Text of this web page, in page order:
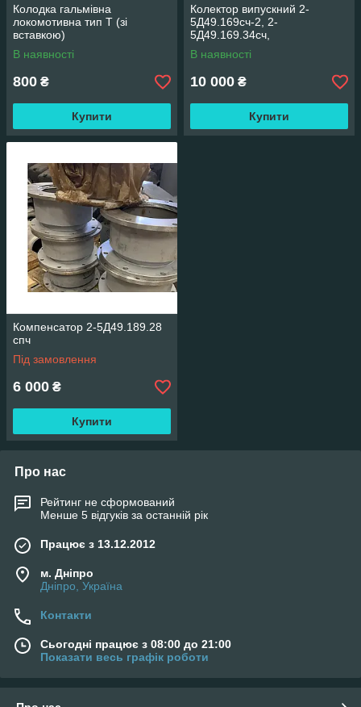
Колодка гальмівна
локомотивна тип Т (зі
вставкою)
В наявності
800 ₴
Купити
Колектор випускний 2-
5Д49.169сч-2, 2-
5Д49.169.34сч,
В наявності
10 000 ₴
Купити
Компенсатор 2-5Д49.189.28
спч
Під замовлення
6 000 ₴
Купити
Про нас
Рейтинг не сформований
Менше 5 відгуків за останній рік
Працює з 13.12.2012
м. Дніпро
Дніпро, Україна
Контакти
Сьогодні працює з 08:00 до 21:00
Показати весь графік роботи